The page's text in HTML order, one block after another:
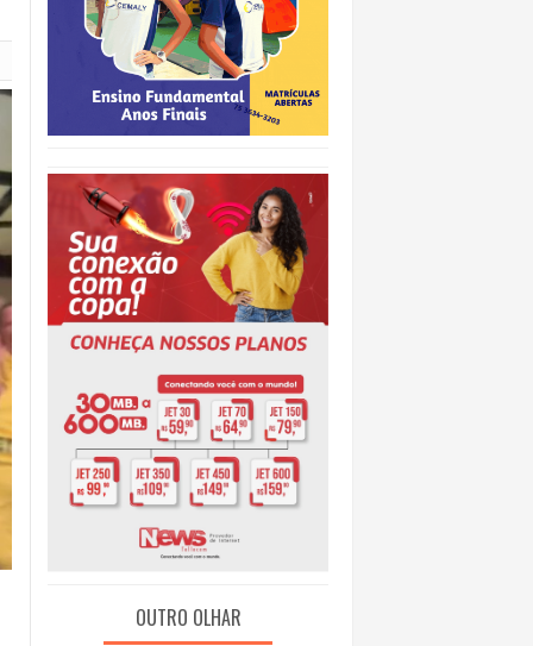
OUTRO OLHAR